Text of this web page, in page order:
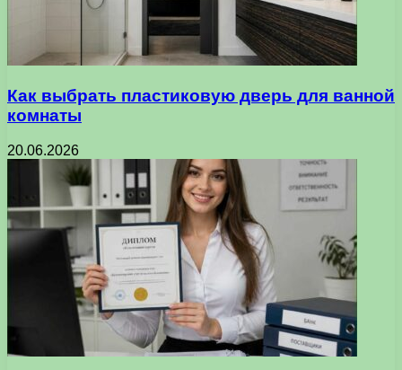
Как выбрать пластиковую дверь для ванной
комнаты
20.06.2026